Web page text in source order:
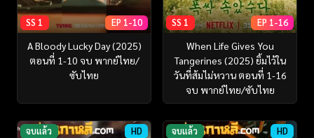
SS 1 EP 1-10
A Bloody Lucky Day (2025)
ตอนที่ 1-10 จบ พากย์ไทย/
ซับไทย
SS 1 EP 1-16
When Life Gives You
Tangerines (2025) ยิ้มไว้ใน
วันที่ส้มไม่หวาน ตอนที่ 1-16
จบ พากย์ไทย/ซับไทย
จบแล้ว HD จบแล้ว HD